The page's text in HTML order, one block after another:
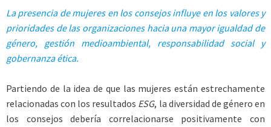
La presencia de mujeres en los consejos influye en los valores y
prioridades de las organizaciones hacia una mayor igualdad de
género, gestión medioambiental, responsabilidad social y
gobernanza ética.
Partiendo de la idea de que las mujeres están estrechamente
relacionadas con los resultados ESG, la diversidad de género en
los consejos debería correlacionarse positivamente con